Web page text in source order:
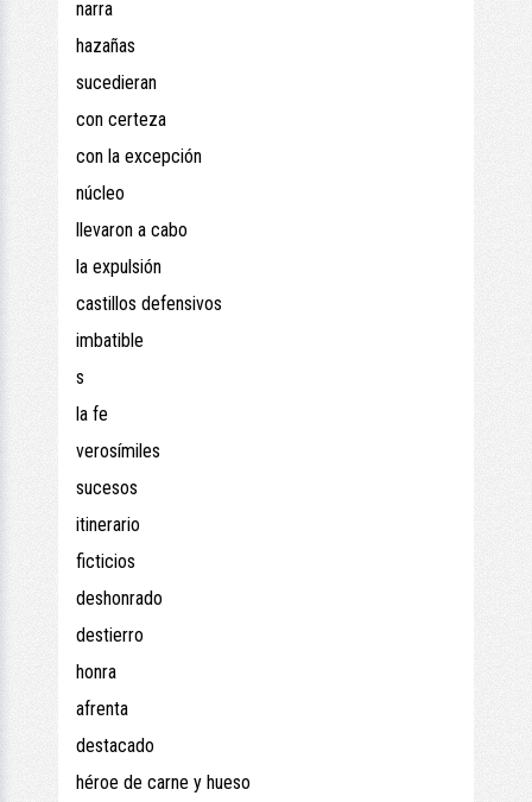
narra
hazañas
sucedieran
con certeza
con la excepción
núcleo
llevaron a cabo
la expulsión
castillos defensivos
imbatible
s
la fe
verosímiles
sucesos
itinerario
ficticios
deshonrado
destierro
honra
afrenta
destacado
héroe de carne y hueso